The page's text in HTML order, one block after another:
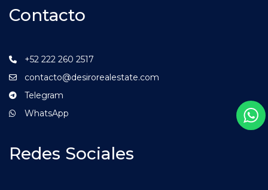
Contacto
+52 222 260 2517
contacto@desirorealestate.com
Telegram
WhatsApp
Redes Sociales